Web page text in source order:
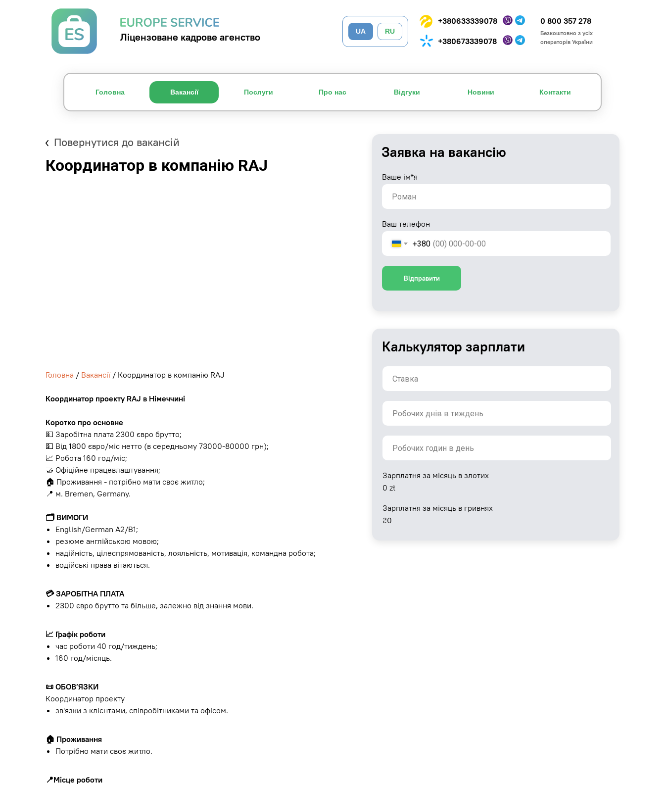
Ліцензоване кадрове агенство
Головна Послуги Контакти
Новини
Відгуки
Про нас
Вакансії
UA RU
+380633339078
+380673339078
0 800 357 278
Безкоштовно з усіх
операторів України
Зарплатня за місяць в злотих
0 zł
Зарплатня за місяць в гривнях
₴0
Калькулятор зарплати
Повернутися до вакансій
Ваше ім*я
Ваш телефон
+380
Відправити
Заявка на вакансію
Координатор в компанію RAJ
Головна / Вакансії/ Координатор в компанію RAJ
Координатор проекту RAJ в Німеччині
Коротко про основне
💵 Заробітна плата 2300 євро брутто;
💵 Від 1800 євро/міс нетто (в середньому 73000-80000 грн);
📈 Робота 160 год/міс;
🤝 Офіційне працевлаштування;
🏠 Проживання - потрібно мати своє житло;
📍 м. Bremen, Germany.
🗂 ВИМОГИ
English/German A2/B1;
резюме англійською мовою;
надійність, цілеспрямованість, лояльність, мотивація, командна робота;
водійські права вітаються.
💳ЗАРОБІТНА ПЛАТА
2300 євро брутто та більше, залежно від знання мови.
📈 Графік роботи
час роботи 40 год/тиждень;
160 год/місяць.
📜 ОБОВ’ЯЗКИ
Координатор проекту
зв'язки з клієнтами, співробітниками та офісом.
🏠 Проживання
Потрібно мати своє житло.
📍Місце роботи